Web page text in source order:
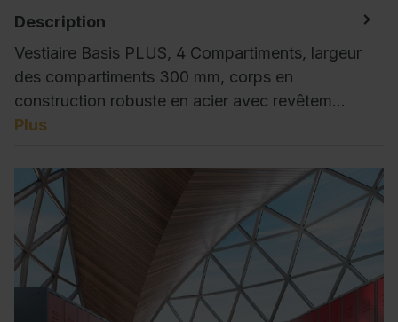
Description
Vestiaire Basis PLUS, 4 Compartiments, largeur
des compartiments 300 mm, corps en
construction robuste en acier avec revêtem…
Plus